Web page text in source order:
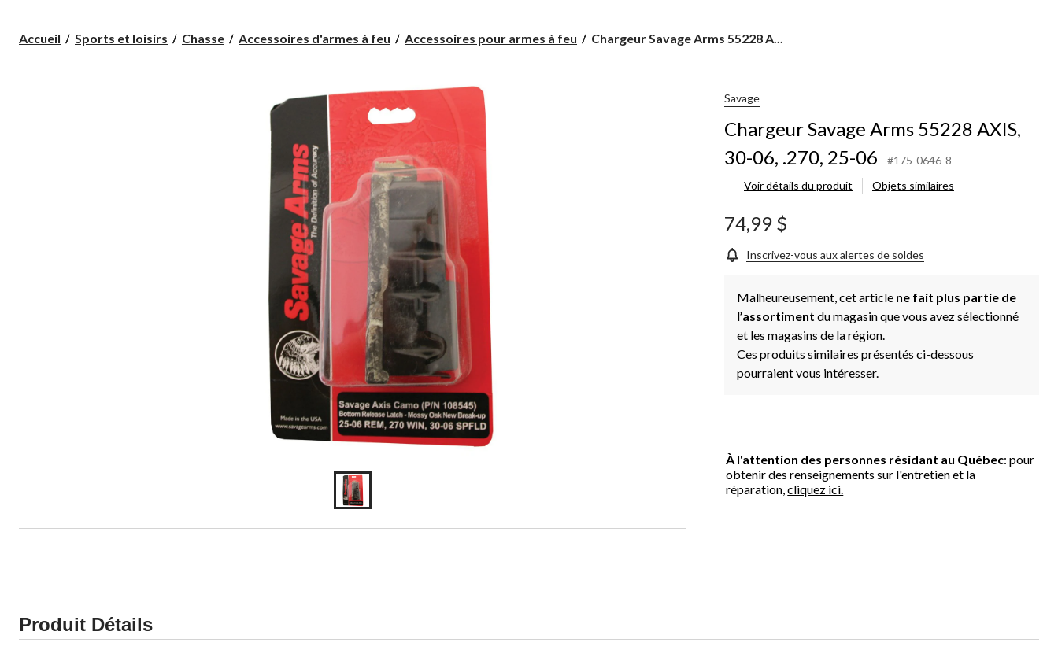
Accueil Sports et loisirs Chasse Accessoires d'armes à feu Accessoires pour armes à feu
Chargeur
Chargeur Savage Arms 55228 A...
Savage
Chargeur Savage Arms 55228 AXIS,
30-06, .270, 25-06
#175-0646-8
Voir détails du produit
Objets similaires
74,99 $
Inscrivez-vous aux alertes de soldes
Malheureusement, cet article ne fait plus partie de
l’assortiment du magasin que vous avez sélectionné
et les magasins de la région.
Ces produits similaires présentés ci-dessous
pourraient vous intéresser.
À l'attention des personnes résidant au Québec: pour
obtenir des renseignements sur l'entretien et la
réparation,cliquez ici.
Produit Détails